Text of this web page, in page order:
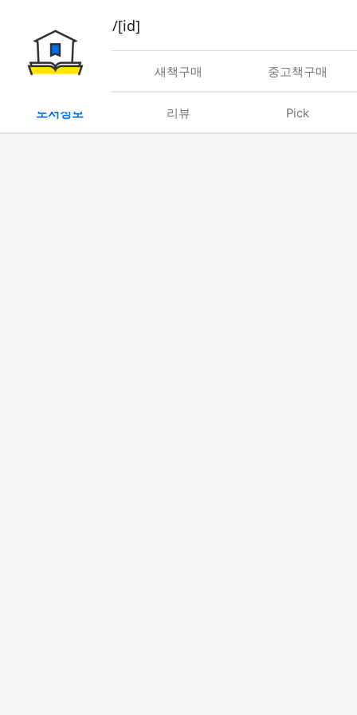
book/rent/[id]
대여 새책구매 중고책구매
도서정보 리뷰 Pick